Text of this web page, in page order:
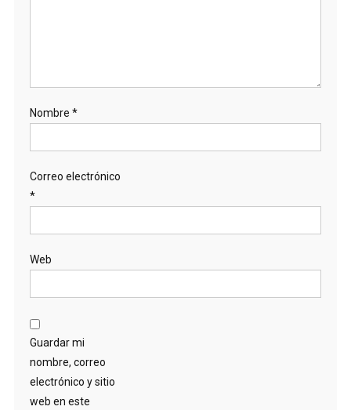
Nombre *
Correo electrónico
*
Web
Guardar mi
nombre, correo
electrónico y sitio
web en este